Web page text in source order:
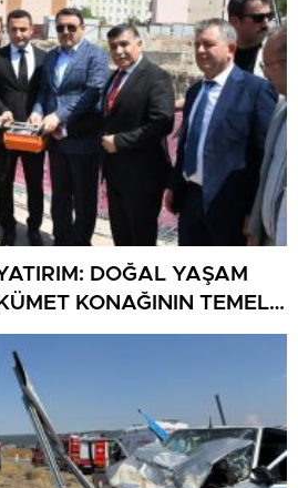
DOĞAL YAŞAM
KONAĞININ TEMELİ